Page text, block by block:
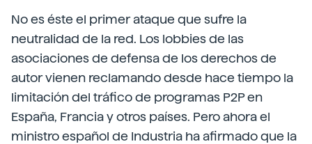
No es éste el primer ataque que sufre la
neutralidad de la red. Los lobbies de las
asociaciones de defensa de los derechos de
autor vienen reclamando desde hace tiempo la
limitación del tráfico de programas P2P en
España, Francia y otros países. Pero ahora el
ministro español de Industria ha afirmado que la